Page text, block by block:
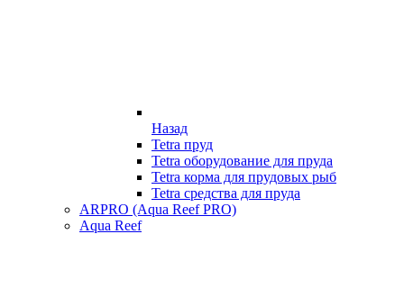
Назад
Tetra пруд
Tetra оборудование для пруда
Tetra корма для прудовых рыб
Tetra средства для пруда
ARPRO (Aqua Reef PRO)
Aqua Reef